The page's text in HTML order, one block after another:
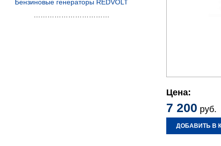
Бензиновые генераторы REDVOLT
Цена:
7 200 руб.
ДОБАВИТЬ В